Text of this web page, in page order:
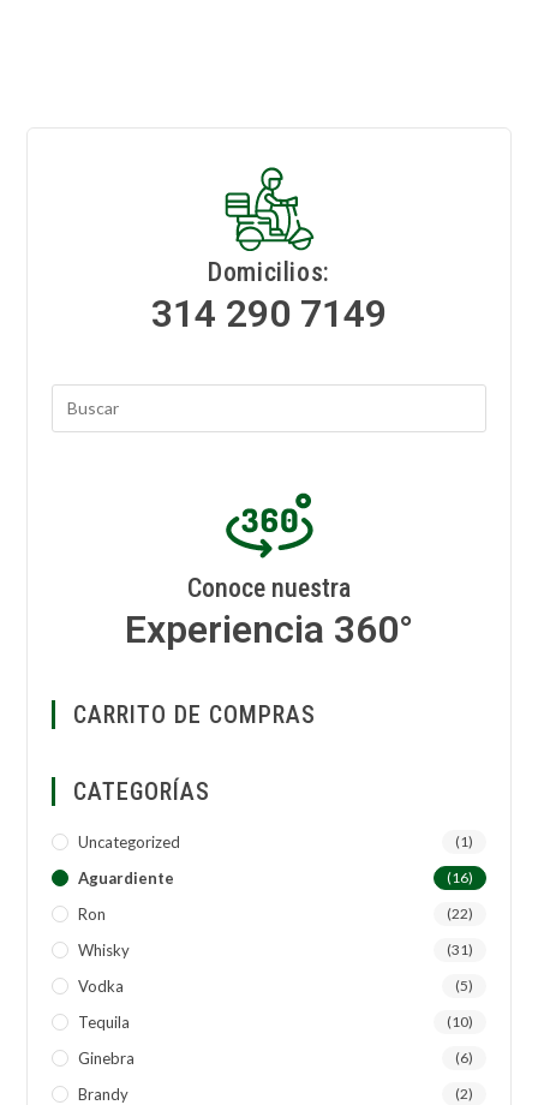
Domicilios:
314 290 7149
Conoce nuestra
Experiencia 360°
CARRITO DE COMPRAS
CATEGORÍAS
Uncategorized (1)
Aguardiente (16)
Ron (22)
Whisky (31)
Vodka (5)
Tequila (10)
Ginebra (6)
Brandy (2)